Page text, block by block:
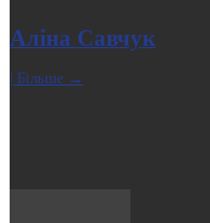
Аліна Савчук
| Більше →